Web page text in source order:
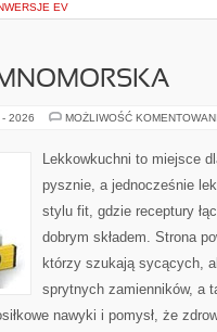
EV
2026 MOŻLIWOŚĆ
Lekkowkuchni to miejsce
pysznie, a jednocześnie
stylu fit, gdzie receptury
dobrym składem. Strona
którzy szukają sycących,
sprytnych zamienników, a
nawyki i pomysł, że